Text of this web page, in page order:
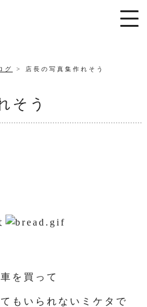
グ 店長の写真集作れそう
そう
を買って
もいられないミケタで